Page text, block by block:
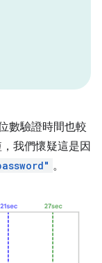
數驗證時間也較
我們懷疑這是因
。